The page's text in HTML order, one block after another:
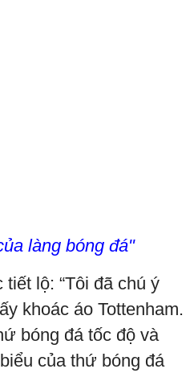
làng bóng đá"
lộ: “Tôi đã chú ý
khoác áo Tottenham.
bóng đá tốc độ và
của thứ bóng đá